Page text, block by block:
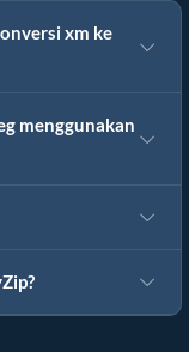
xm ke
menggunakan